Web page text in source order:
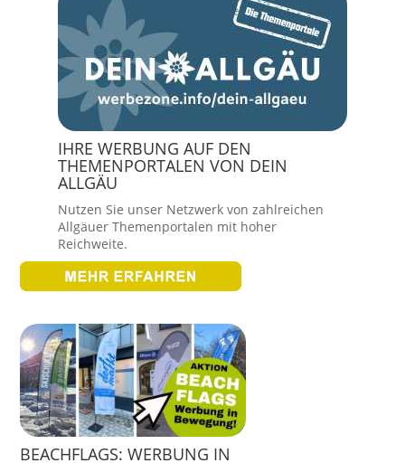
IHRE WERBUNG AUF DEN
THEMENPORTALEN VON DEIN
ALLGÄU
Nutzen Sie unser Netzwerk von zahlreichen
Allgäuer Themenportalen mit hoher
Reichweite.
BEACHFLAGS: WERBUNG IN